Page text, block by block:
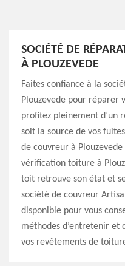
SOCIÉTÉ DE
À PLOUZEVEDE
Faites confiance à la
Plouzevede pour réparer
profitez pleinement d’un
soit la source de vos
de couvreur à
vérification toiture à
toit retrouve son état et
société de couvreur
disponible pour vous
méthodes d’entretenir et
vos revêtements de